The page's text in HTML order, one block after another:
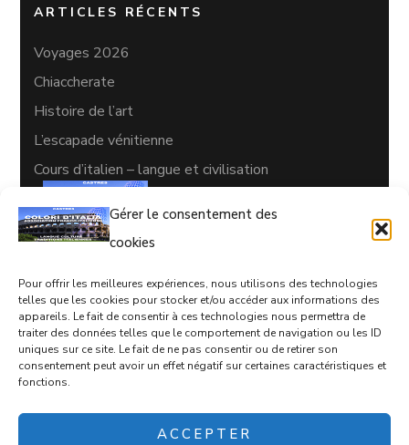
Gérer le consentement des
cookies
Pour offrir les meilleures expériences, nous utilisons des technologies
telles que les cookies pour stocker et/ou accéder aux informations des
appareils. Le fait de consentir à ces technologies nous permettra de
traiter des données telles que le comportement de navigation ou les ID
uniques sur ce site. Le fait de ne pas consentir ou de retirer son
consentement peut avoir un effet négatif sur certaines caractéristiques et
fonctions.
ACCEPTER
ARTICLES RÉCENTS
Voyages 2026
Chiaccherate
Histoire de l’art
L’escapade vénitienne
Cours d’italien – langue et civilisation
CONTACTS
05 63 35 77 08
coloriditalia@orange.fr
17 rue d'Empare, Castres, 81100